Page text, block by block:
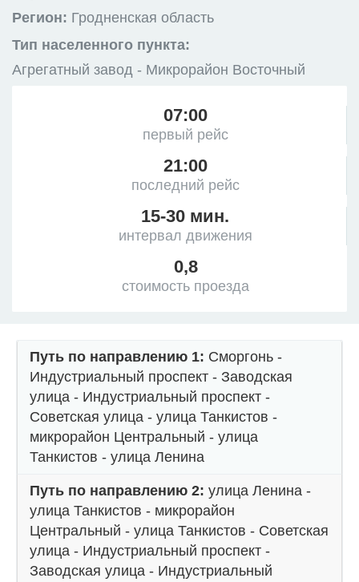
Регион: Гродненская область
Тип населенного пункта:
Агрегатный завод - Микрорайон Восточный
07:00
первый рейс
21:00
последний рейс
15-30 мин.
интервал движения
0,8
стоимость проезда
Путь по направлению 1: Сморгонь -
Индустриальный проспект - Заводская
улица - Индустриальный проспект -
Советская улица - улица Танкистов -
микрорайон Центральный - улица
Танкистов - улица Ленина
Путь по направлению 2: улица Ленина -
улица Танкистов - микрорайон
Центральный - улица Танкистов - Советская
улица - Индустриальный проспект -
Заводская улица - Индустриальный